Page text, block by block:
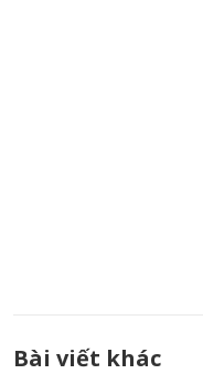
Bài viết khác